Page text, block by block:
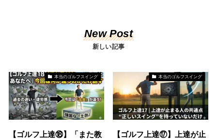
New Post
新しい記事
本当のゴルフスイング
【ゴルフ上達⑱】「また教
本当のゴルフスイング
【ゴルフ上達⑰】上達が止